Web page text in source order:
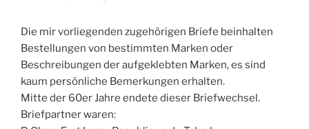
Die mir vorliegenden zugehörigen Briefe beinhalten
Bestellungen von bestimmten Marken oder
Beschreibungen der aufgeklebten Marken, es sind
kaum persönliche Bemerkungen erhalten.
Mitte der 60er Jahre endete dieser Briefwechsel.
Briefpartner waren: